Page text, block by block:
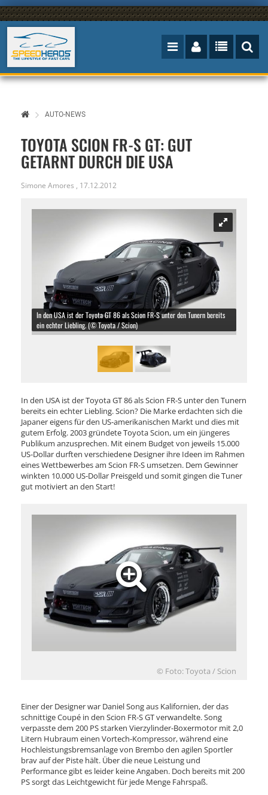
AUTO-NEWS
TOYOTA SCION FR-S GT: GUT
GETARNT DURCH DIE USA
Simone Amores , 17.12.2012
In den USA ist der Toyota GT 86 als Scion FR-S unter den Tunern bereits
ein echter Liebling. (© Toyota / Scion)
In den USA ist der Toyota GT 86 als Scion FR-S unter den Tunern
bereits ein echter Liebling. Scion? Die Marke erdachten sich die
Japaner eigens für den US-amerikanischen Markt und dies mit
gutem Erfolg. 2003 gründete Toyota Scion, um ein jüngeres
Publikum anzusprechen. Mit einem Budget von jeweils 15.000
US-Dollar durften verschiedene Designer ihre Ideen im Rahmen
eines Wettbewerbes am Scion FR-S umsetzen. Dem Gewinner
winkten 10.000 US-Dollar Preisgeld und somit gingen die Tuner
gut motiviert an den Start!
© Foto: Toyota / Scion
Einer der Designer war Daniel Song aus Kalifornien, der das
schnittige Coupé in den Scion FR-S GT verwandelte. Song
verpasste dem 200 PS starken Vierzylinder-Boxermotor mit 2,0
Litern Hubraum einen Vortech-Kompressor, während eine
Hochleistungsbremsanlage von Brembo den agilen Sportler
brav auf der Piste hält. Über die neue Leistung und
Performance gibt es leider keine Angaben. Doch bereits mit 200
PS sorgt das Leichtgewicht für jede Menge Fahrspaß.